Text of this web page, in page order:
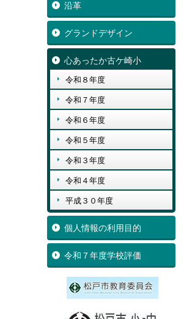
沿革
グランドデザイン
心あったか古ケ崎小
令和８年度
令和７年度
令和６年度
令和５年度
令和３年度
令和４年度
平成３０年度
個人情報の利用目的
令和７年度学校評価